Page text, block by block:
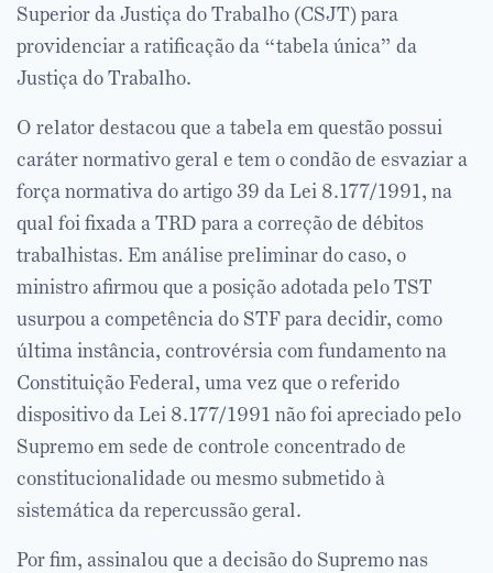
Superior da Justiça do Trabalho (CSJT) para
providenciar a ratificação da “tabela única” da
Justiça do Trabalho.
O relator destacou que a tabela em questão possui
caráter normativo geral e tem o condão de esvaziar a
força normativa do artigo 39 da Lei 8.177/1991, na
qual foi fixada a TRD para a correção de débitos
trabalhistas. Em análise preliminar do caso, o
ministro afirmou que a posição adotada pelo TST
usurpou a competência do STF para decidir, como
última instância, controvérsia com fundamento na
Constituição Federal, uma vez que o referido
dispositivo da Lei 8.177/1991 não foi apreciado pelo
Supremo em sede de controle concentrado de
constitucionalidade ou mesmo submetido à
sistemática da repercussão geral.
Por fim, assinalou que a decisão do Supremo nas